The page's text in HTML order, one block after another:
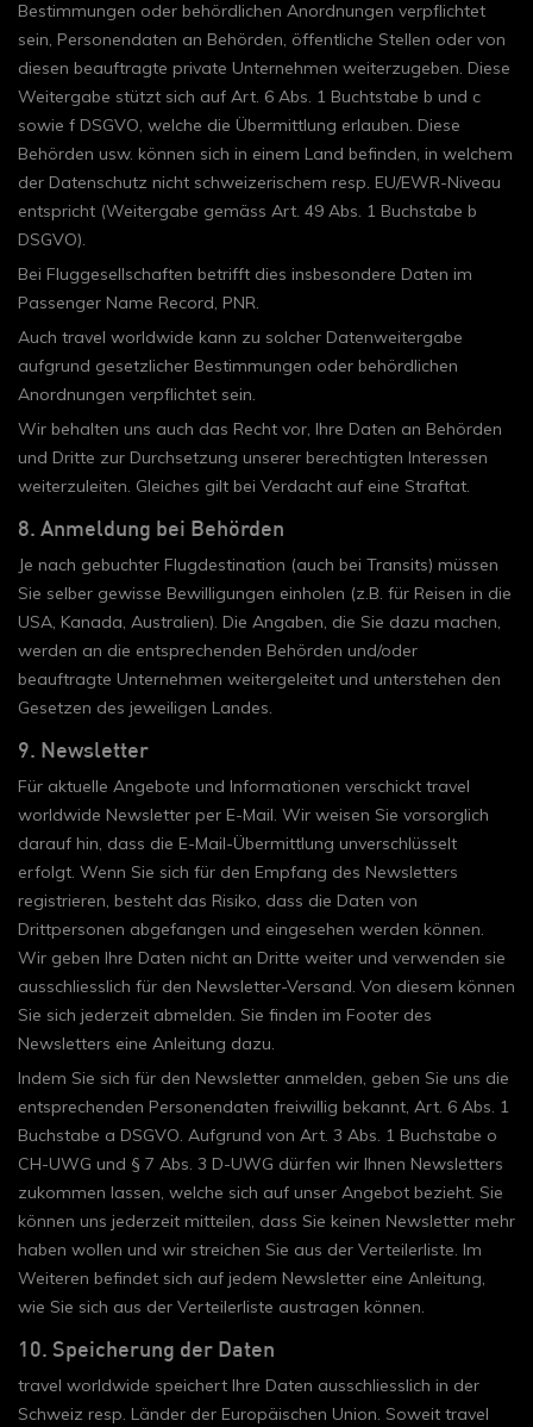
Bestimmungen oder behördlichen Anordnungen verpflichtet
sein, Personendaten an Behörden, öffentliche Stellen oder von
diesen beauftragte private Unternehmen weiterzugeben. Diese
Weitergabe stützt sich auf Art. 6 Abs. 1 Buchtstabe b und c
sowie f DSGVO, welche die Übermittlung erlauben. Diese
Behörden usw. können sich in einem Land befinden, in welchem
der Datenschutz nicht schweizerischem resp. EU/EWR-Niveau
entspricht (Weitergabe gemäss Art. 49 Abs. 1 Buchstabe b
DSGVO).
Bei Fluggesellschaften betrifft dies insbesondere Daten im
Passenger Name Record, PNR.
Auch travel worldwide kann zu solcher Datenweitergabe
aufgrund gesetzlicher Bestimmungen oder behördlichen
Anordnungen verpflichtet sein.
Wir behalten uns auch das Recht vor, Ihre Daten an Behörden
und Dritte zur Durchsetzung unserer berechtigten Interessen
weiterzuleiten. Gleiches gilt bei Verdacht auf eine Straftat.
8. Anmeldung bei Behörden
Je nach gebuchter Flugdestination (auch bei Transits) müssen
Sie selber gewisse Bewilligungen einholen (z.B. für Reisen in die
USA, Kanada, Australien). Die Angaben, die Sie dazu machen,
werden an die entsprechenden Behörden und/oder
beauftragte Unternehmen weitergeleitet und unterstehen den
Gesetzen des jeweiligen Landes.
9. Newsletter
Für aktuelle Angebote und Informationen verschickt travel
worldwide Newsletter per E-Mail. Wir weisen Sie vorsorglich
darauf hin, dass die E-Mail-Übermittlung unverschlüsselt
erfolgt. Wenn Sie sich für den Empfang des Newsletters
registrieren, besteht das Risiko, dass die Daten von
Drittpersonen abgefangen und eingesehen werden können.
Wir geben Ihre Daten nicht an Dritte weiter und verwenden sie
ausschliesslich für den Newsletter-Versand. Von diesem können
Sie sich jederzeit abmelden. Sie finden im Footer des
Newsletters eine Anleitung dazu.
Indem Sie sich für den Newsletter anmelden, geben Sie uns die
entsprechenden Personendaten freiwillig bekannt, Art. 6 Abs. 1
Buchstabe a DSGVO. Aufgrund von Art. 3 Abs. 1 Buchstabe o
CH-UWG und § 7 Abs. 3 D-UWG dürfen wir Ihnen Newsletters
zukommen lassen, welche sich auf unser Angebot bezieht. Sie
können uns jederzeit mitteilen, dass Sie keinen Newsletter mehr
haben wollen und wir streichen Sie aus der Verteilerliste. Im
Weiteren befindet sich auf jedem Newsletter eine Anleitung,
wie Sie sich aus der Verteilerliste austragen können.
10. Speicherung der Daten
travel worldwide speichert Ihre Daten ausschliesslich in der
Schweiz resp. Länder der Europäischen Union. Soweit travel